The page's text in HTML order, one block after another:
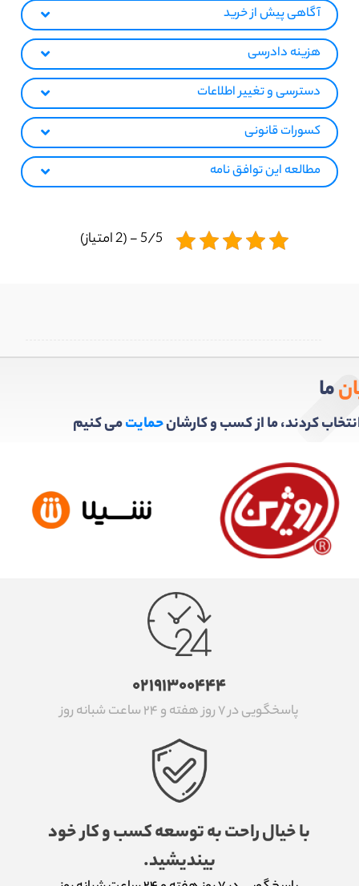
آگاهی پیش از خرید
هزینه دادرسی
دسترسی و تغییر اطلاعات
کسورات قانونی
مطالعه این توافق نامه
5/5 - (2 امتیاز)
ما
انتخاب کردند، ما از کسب و کارشانحمایتمی کنیم
۰۲۱۹۱۳۰۰۴۴۴
پاسخگویی در ۷ روز هفته و ۲۴ ساعت شبانه روز
با خیال راحت به توسعه کسب و کار خود
بیندیشید.